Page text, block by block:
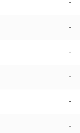
-
-
-
-
-